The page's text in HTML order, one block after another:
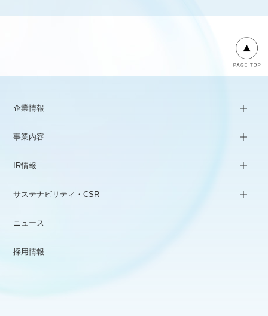
企業情報
事業内容
IR情報
サステナビリティ・CSR
ニュース
採用情報